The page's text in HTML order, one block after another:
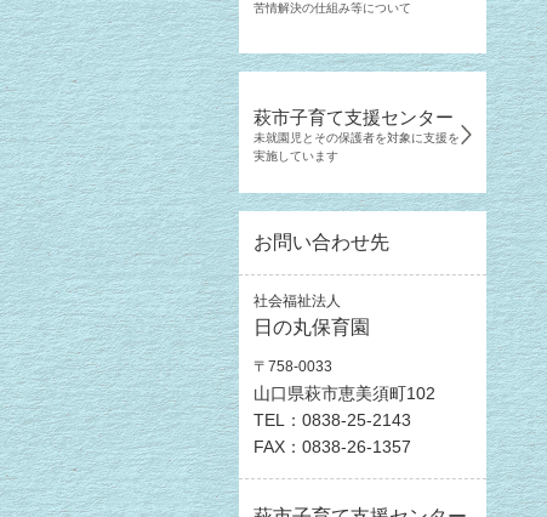
苦情解決の仕組み等について
萩市子育て支援センター
未就園児とその保護者を対象に支援を
実施しています
お問い合わせ先
社会福祉法人
日の丸保育園
〒758-0033
山口県萩市恵美須町102
TEL：0838-25-2143
FAX：0838-26-1357